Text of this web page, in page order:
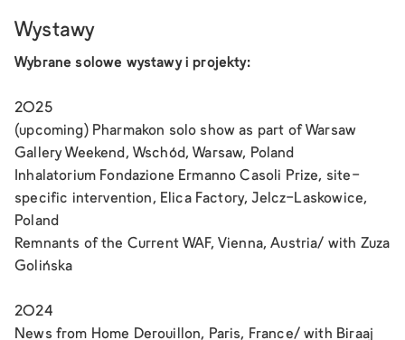
Wystawy
Wybrane solowe wystawy i projekty:
2025
(upcoming) Pharmakon solo show as part of Warsaw
Gallery Weekend, Wschód, Warsaw, Poland
Inhalatorium Fondazione Ermanno Casoli Prize, site-
specific intervention, Elica Factory, Jelcz-Laskowice,
Poland
Remnants of the CurrentWAF, Vienna, Austria/ with Zuza
Golińska
2024
News from Home Derouillon, Paris, France/ with Biraaj